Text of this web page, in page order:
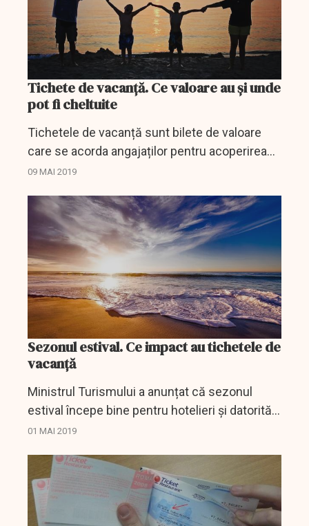
Tichete de vacanță. Ce valoare au și unde
pot fi cheltuite
Tichetele de vacanță sunt bilete de valoare
care se acorda angajaților pentru acoperirea
unor cheltuieli ocazionate de efectuarea
intern.
09 MAI 2019
Sezonul estival. Ce impact au tichetele de
vacanță
Ministrul Turismului a anunțat că sezonul
estival începe bine pentru hotelieri și datorită
tichetelor de vacanță care au relansat
01 MAI 2019